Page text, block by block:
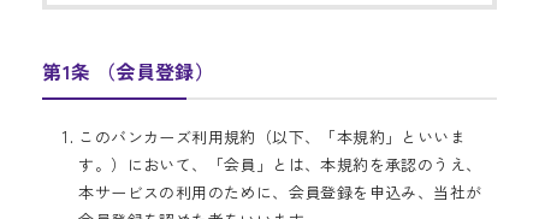
第1条 （会員登録）
このバンカーズ利用規約（以下、「本規約」といいま
す。）において、「会員」とは、本規約を承認のうえ、
本サービスの利用のために、会員登録を申込み、当社が